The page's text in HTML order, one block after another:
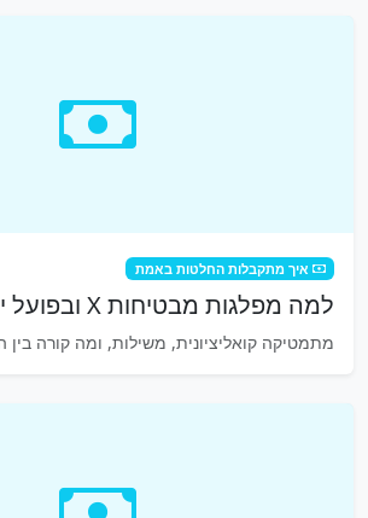
איך מתקבלות החלטות באמת
למה מפלגות מבטיחות X ובפועל יוצא Y
מתמטיקה קואליציונית, משילות, ומה קורה